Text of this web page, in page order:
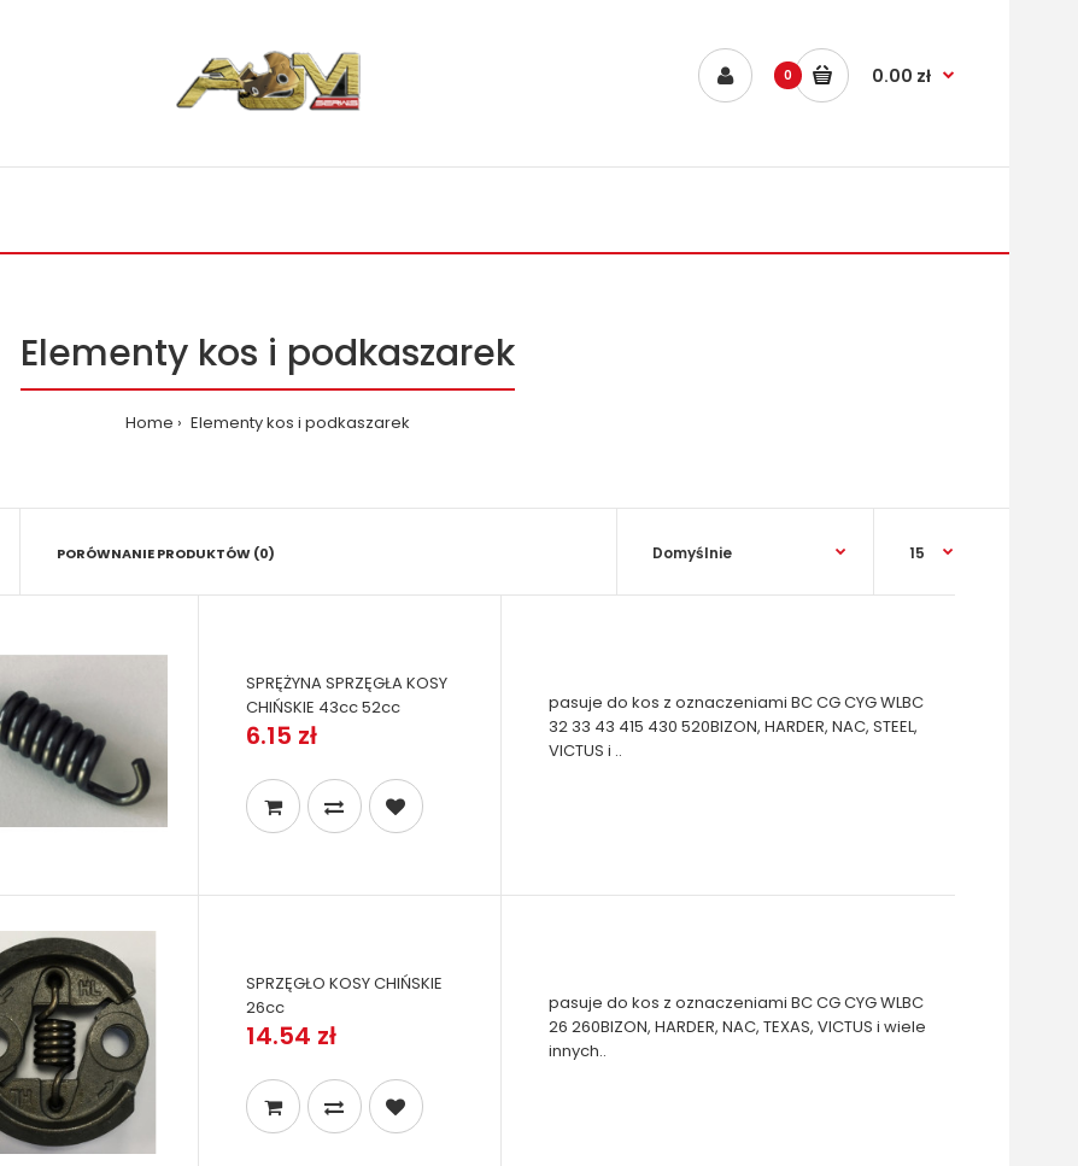
0 0.00 zł
Elementy kos i podkaszarek
Home Elementy kos i podkaszarek
PORÓWNANIE PRODUKTÓW (0)
SPRĘŻYNA SPRZĘGŁA KOSY
CHIŃSKIE 43cc 52cc
6.15 zł
pasuje do kos z oznaczeniami BC CG CYG WLBC
32 33 43 415 430 520BIZON, HARDER, NAC, STEEL,
VICTUS i ..
SPRZĘGŁO KOSY CHIŃSKIE
26cc
14.54 zł
pasuje do kos z oznaczeniami BC CG CYG WLBC
26 260BIZON, HARDER, NAC, TEXAS, VICTUS i wiele
innych..